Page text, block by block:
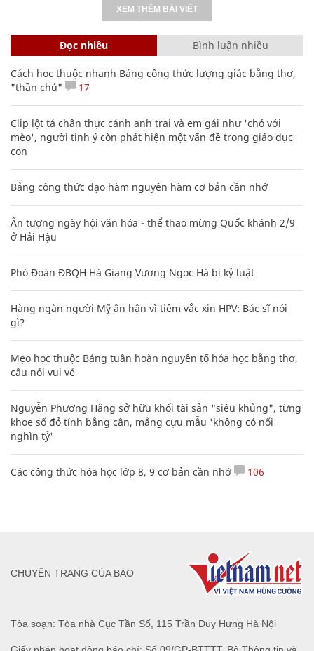
XEM THÊM BÀI VIẾT
Đọc nhiều Bình luận nhiều
Cách học thuộc nhanh Bảng công thức lượng giác bằng thơ,
"thần chú"
17
Clip lột tả chân thực cảnh anh trai và em gái như 'chó với
mèo', người tinh ý còn phát hiện một vấn đề trong giáo dục
con
Bảng công thức đạo hàm nguyên hàm cơ bản cần nhớ
Ấn tượng ngày hội văn hóa - thể thao mừng Quốc khánh 2/9
ở Hải Hậu
Phó Đoàn ĐBQH Hà Giang Vương Ngọc Hà bị kỷ luật
Hàng ngàn người Mỹ ân hận vì tiêm vắc xin HPV: Bác sĩ nói
gì?
Mẹo học thuộc Bảng tuần hoàn nguyên tố hóa học bằng thơ,
câu nói vui vẻ
Nguyễn Phương Hằng sở hữu khối tài sản "siêu khủng", từng
khoe sổ đỏ tính bằng cân, mắng cựu mẫu 'không có nổi
nghìn tỷ'
Các công thức hóa học lớp 8, 9 cơ bản cần nhớ 106
Tòa soạn: Tòa nhà Cục Tần Số, 115 Trần Duy Hưng Hà Nội
CHUYÊN TRANG CỦA BÁO